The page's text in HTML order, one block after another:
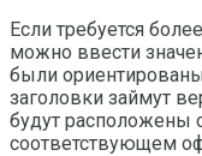
Если требуется
можно ввести
были
заголовки займут
будут расположены
соответствующем